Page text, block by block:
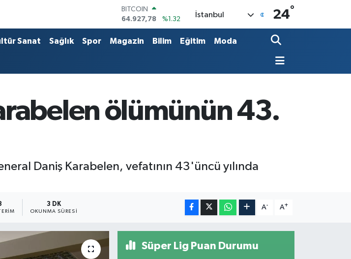
DOLAR
47,5894
%0.08
EURO
55,0398
%-0.02
BITCOIN
64.927,78
%1.32
İstanbul 24°
Sanat Sağlık Spor Magazin Bilim Eğitim Moda
ölümünün 43.
Daniş Karabelen, vefatının 43'üncü yılında
3 DK
OKUNMA SÜRESI
A- A+
Süper Lig Puan Durumu